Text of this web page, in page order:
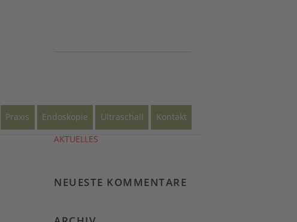
Praxis Endoskopie Ultraschall Kontakt
NEUESTE BEITRÄGE
AKTUELLES
NEUESTE KOMMENTARE